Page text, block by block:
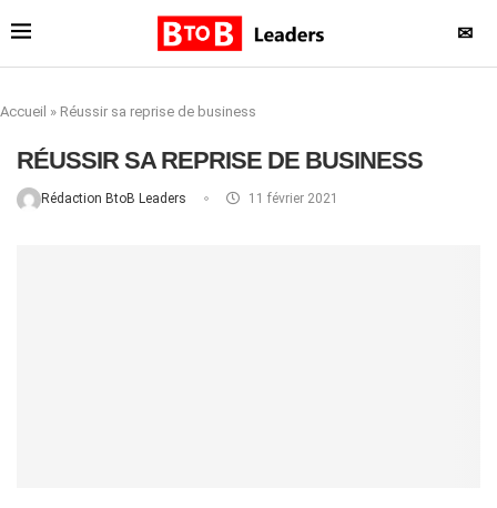
✉
Accueil » Réussir sa reprise de business
RÉUSSIR SA REPRISE DE BUSINESS
Rédaction BtoB Leaders 11 février 2021